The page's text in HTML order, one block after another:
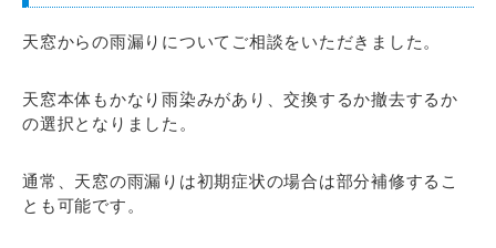
天窓からの雨漏りについてご相談をいただきました。
天窓本体もかなり雨染みがあり、交換するか撤去するか
の選択となりました。
通常、天窓の雨漏りは初期症状の場合は部分補修するこ
とも可能です。